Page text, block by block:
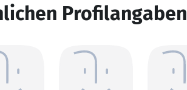
Profilangaben